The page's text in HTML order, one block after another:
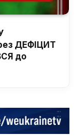
ДЕФІЦИТ
до